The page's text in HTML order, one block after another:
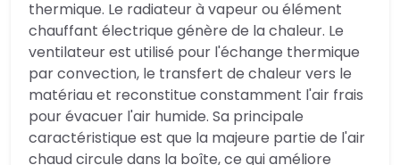
thermique. Le radiateur à vapeur ou élément
chauffant électrique génère de la chaleur. Le
ventilateur est utilisé pour l'échange thermique
par convection, le transfert de chaleur vers le
matériau et reconstitue constamment l'air frais
pour évacuer l'air humide. Sa principale
caractéristique est que la majeure partie de l'air
chaud circule dans la boîte, ce qui améliore